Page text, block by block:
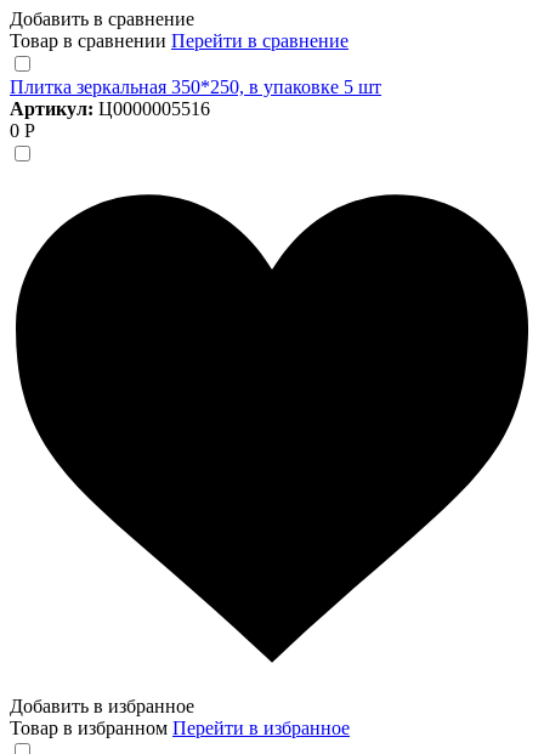
Добавить в сравнение
Товар в сравнении Перейти в сравнение
Плитка зеркальная 350*250, в упаковке 5 шт
Артикул: Ц0000005516
0 Р
Добавить в избранное
Товар в избранном Перейти в избранное